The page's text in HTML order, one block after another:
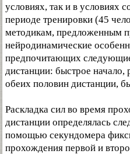
условиях, так и в условиях
периоде тренировки (45
методикам, предложенным
нейродинамические
предпочитающих
дистанции: быстрое
обеих половин дистанции,
Раскладка сил во время
дистанции определялась
помощью секундомера
прохождения первой и